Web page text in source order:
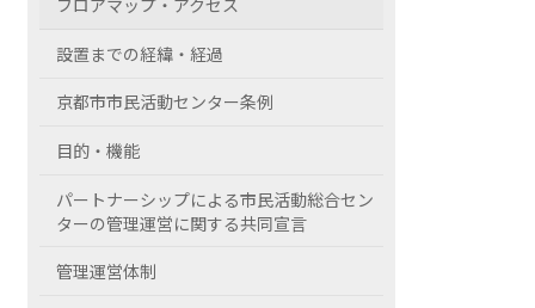
フロアマップ・アクセス
設置までの経緯・経過
京都市市民活動センター条例
目的・機能
パートナーシップによる市民活動総合セン
ターの管理運営に関する共同宣言
管理運営体制